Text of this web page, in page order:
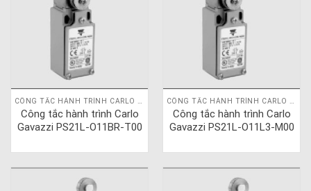
Công tắc hành trình Carlo
Gavazzi PS21L-O11BR-T00
Công tắc hành trình Carlo
Gavazzi PS21L-O11L3-M00